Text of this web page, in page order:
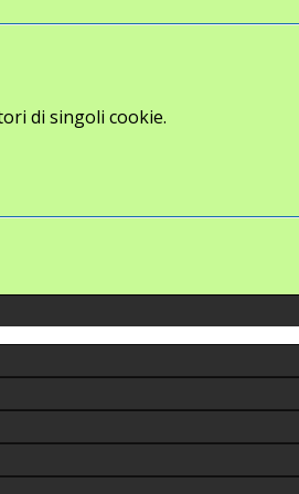
di singoli cookie.